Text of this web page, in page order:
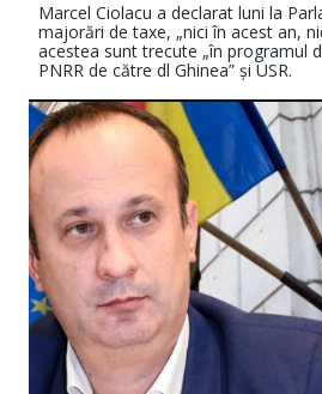
Marcel Ciolacu a declarat luni la
majorări de taxe, „nici în acest an,
acestea sunt trecute „în programul
PNRR de către dl Ghinea” și USR.